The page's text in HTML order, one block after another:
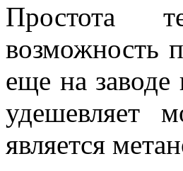
Простота
возможность
еще на заводе
удешевляет
является